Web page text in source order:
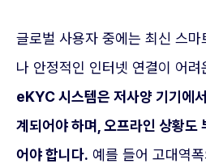
글로벌 사용자 중에는 최신 스마
나 안정적인 인터넷 연결이 어
eKYC 시스템은 저사양 기기에
계되어야 하며, 오프라인 상황도
어야 합니다. 예를 들어 고대역